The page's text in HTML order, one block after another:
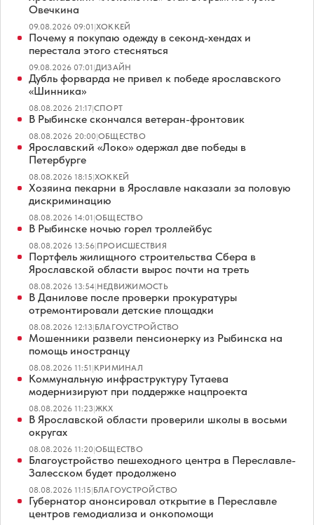
Овечкина
09.08.2026 09:01|ХОККЕЙ
Почему я покупаю одежду в секонд-хендах и
перестала этого стесняться
09.08.2026 07:01|ДИЗАЙН
Дубль форварда не привел к победе ярославского
«Шинника»
08.08.2026 21:17|СПОРТ
В Рыбинске скончался ветеран-фронтовик
08.08.2026 20:00|ОБЩЕСТВО
Ярославский «Локо» одержал две победы в
Петербурге
08.08.2026 18:15|ХОККЕЙ
Хозяина пекарни в Ярославле наказали за половую
дискриминацию
08.08.2026 14:01|ОБЩЕСТВО
В Рыбинске ночью горел троллейбус
08.08.2026 13:56|ПРОИСШЕСТВИЯ
Портфель жилищного строительства Сбера в
Ярославской области вырос почти на треть
08.08.2026 13:54|НЕДВИЖИМОСТЬ
В Данилове после проверки прокуратуры
отремонтировали детские площадки
08.08.2026 12:13|БЛАГОУСТРОЙСТВО
Мошенники развели пенсионерку из Рыбинска на
помощь иностранцу
08.08.2026 11:51|КРИМИНАЛ
Коммунальную инфраструктуру Тутаева
модернизируют при поддержке нацпроекта
08.08.2026 11:23|ЖКХ
В Ярославской области проверили школы в восьми
округах
08.08.2026 11:20|ОБЩЕСТВО
Благоустройство пешеходного центра в Переславле-
Залесском будет продолжено
08.08.2026 11:15|БЛАГОУСТРОЙСТВО
Губернатор анонсировал открытие в Переславле
центров гемодиализа и онкопомощи